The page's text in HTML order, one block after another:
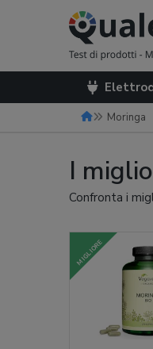
Moringa
I
Confronta i
MIGLIORE